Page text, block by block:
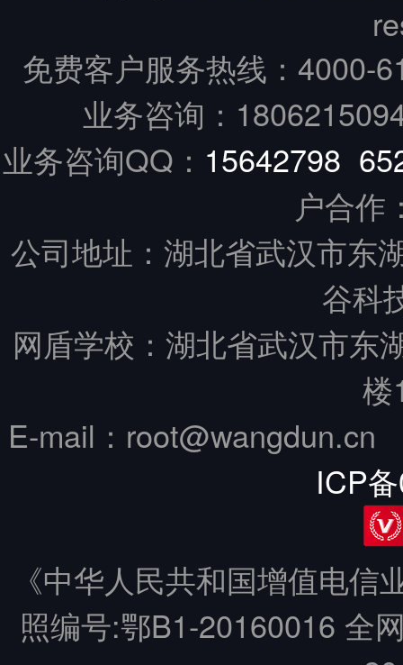
免费客户服务热线： 4000-
业务咨询：
业务咨询QQ： 15642798
户合作
公司地址：湖北省武汉市东
谷科
网盾学校：湖北省武汉市东
楼
E-mail：
ICP
《中华人民共和国增值电
照编号:鄂B1-20160016 全